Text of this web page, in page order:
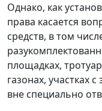
Однако, как
права касается
средств, в том
площадках,
газонах, участках
вне специально